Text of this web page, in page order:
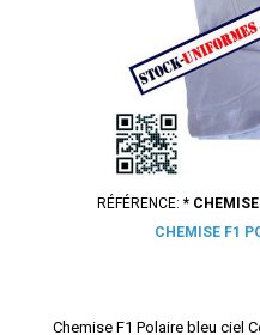
RÉFÉRENCE: *
CHEMISE F1
Chemise F1 Polaire bleu ciel